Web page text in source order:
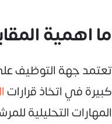
ما اهمية
تعتمد جهة التوظيف
كبيرة في اتخاذ قرارات
المهارات التحليلية